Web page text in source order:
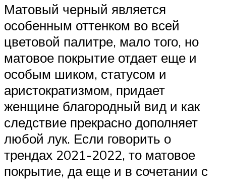
Матовый черный является
особенным оттенком во всей
цветовой палитре, мало того, но
матовое покрытие отдает еще и
особым шиком, статусом и
аристократизмом, придает
женщине благородный вид и как
следствие прекрасно дополняет
любой лук. Если говорить о
трендах 2021-2022, то матовое
покрытие, да еще и в сочетании с